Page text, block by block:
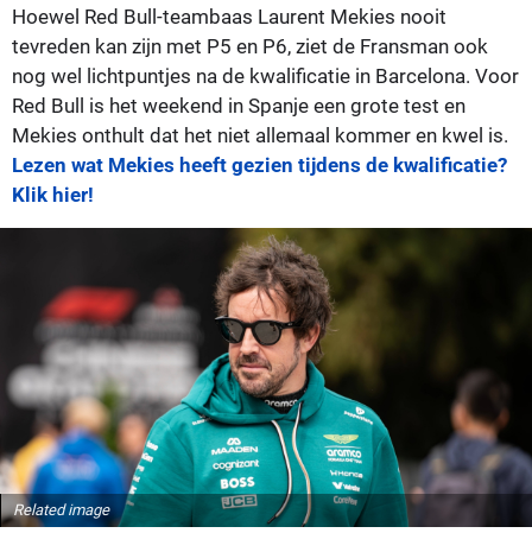
Hoewel Red Bull-teambaas Laurent Mekies nooit
tevreden kan zijn met P5 en P6, ziet de Fransman ook
nog wel lichtpuntjes na de kwalificatie in Barcelona. Voor
Red Bull is het weekend in Spanje een grote test en
Mekies onthult dat het niet allemaal kommer en kwel is.
Lezen wat Mekies heeft gezien tijdens de kwalificatie?
Klik hier!
Related image